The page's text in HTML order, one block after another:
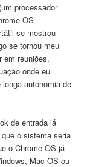
processador
OS
se mostrou
se tornou meu
em reuniões,
onde eu
autonomia de
de entrada já
o sistema seria
o Chrome OS já
Mac OS ou